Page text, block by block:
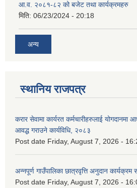
आ.व. २०८१-८२ को बजेट तथा कार्यक्रमहरु
मिति: 06/23/2024 - 20:18
अन्य
स्थानिय राजपत्र
करार सेवामा कार्यरत कर्मचारीहरुलाई योगदानमा
आवद्ध गराउने कार्यविधि, २०८३
Post date Friday, August 7, 2026 -
अन्नपूर्ण गाउँपालिका छात्रवृत्ति अनुदान
Post date Friday, August 7, 2026 -